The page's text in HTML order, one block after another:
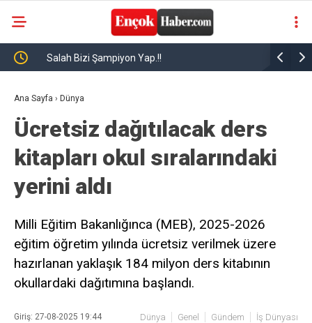
Salah Bizi Şampiyon Yap.!! Mısırlı
Ana Sayfa › Dünya
Ücretsiz dağıtılacak ders
kitapları okul sıralarındaki
yerini aldı
Milli Eğitim Bakanlığınca (MEB), 2025-2026
eğitim öğretim yılında ücretsiz verilmek üzere
hazırlanan yaklaşık 184 milyon ders kitabının
okullardaki dağıtımına başlandı.
Giriş: 27-08-2025 19:44
Dünya Genel Gündem İş Dünyası